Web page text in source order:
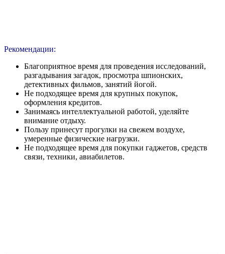
Рекомендации:
Благоприятное время для проведения исследований,
разгадывания загадок, просмотра шпионских,
детективных фильмов, занятий йогой.
Не подходящее время для крупных покупок,
оформления кредитов.
Занимаясь интеллектуальной работой, уделяйте
внимание отдыху.
Пользу принесут прогулки на свежем воздухе,
умеренные физические нагрузки.
Не подходящее время для покупки гаджетов, средств
связи, техники, авиабилетов.